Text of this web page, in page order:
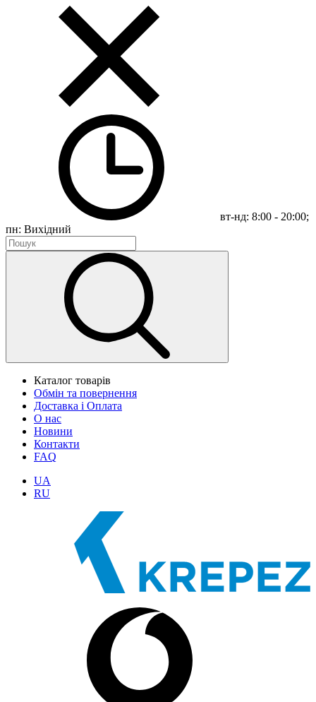
вт-нд: 8:00 - 20:00;
пн: Вихідний
Каталог товарів
Обмін та повернення
Доставка і Оплата
О нас
Новини
Контакти
FAQ
UA
RU